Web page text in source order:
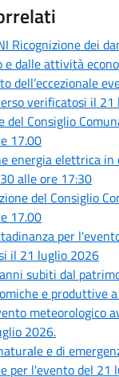
Ricognizione dei
dalle attività
dell’eccezionale
verificatosi il
del Consiglio
17.00
energia elettrica in
alle ore 17:30
del Consiglio
17.00
per
il 21 luglio 2026
subiti dal
e produttive
meteorologico
2026.
e di
per l'evento del 21